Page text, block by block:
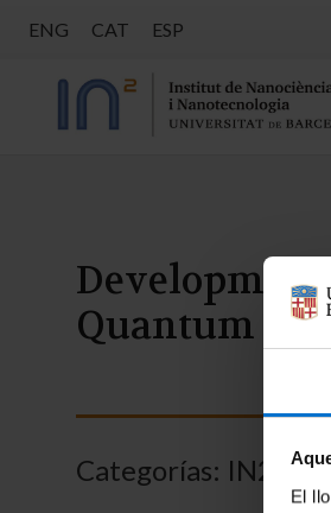
El
ENG CAT ESP
Development
Quantum
Categorías: IN2UB,